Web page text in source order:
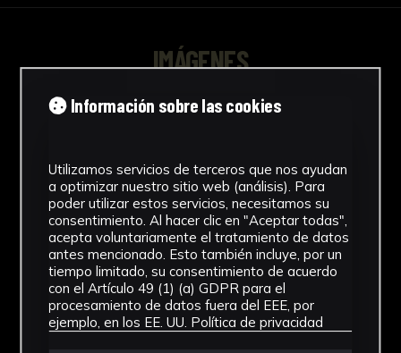
IMÁGENES
Información sobre las cookies
Utilizamos servicios de terceros que nos ayudan
a optimizar nuestro sitio web (análisis). Para
poder utilizar estos servicios, necesitamos su
consentimiento. Al hacer clic en "Aceptar todas",
acepta voluntariamente el tratamiento de datos
antes mencionado. Esto también incluye, por un
tiempo limitado, su consentimiento de acuerdo
con el Artículo 49 (1) (a) GDPR para el
procesamiento de datos fuera del EEE, por
ejemplo, en los EE. UU. Política de privacidad